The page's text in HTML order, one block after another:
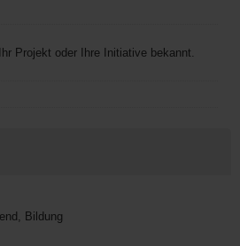
Projekt oder Ihre Initiative bekannt.
Bildung